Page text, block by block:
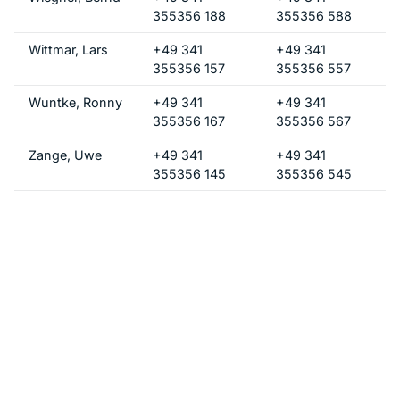
355356 188
355356 588
Wittmar, Lars
+49 341
355356 157
+49 341
355356 557
Wuntke, Ronny
+49 341
355356 167
+49 341
355356 567
Zange, Uwe
+49 341
355356 145
+49 341
355356 545